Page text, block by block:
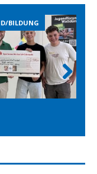
JUGEND/BILDUNG
Nex
t